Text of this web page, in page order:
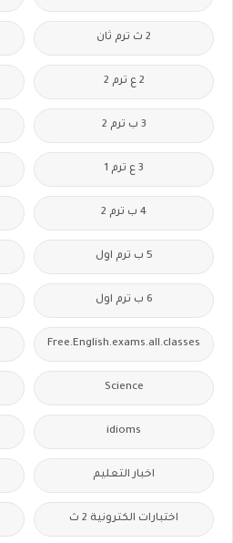
2 ث ترم ثان
2 ع ترم 2
3 ب ترم 2
3 ع ترم 1
4 ب ترم 2
5 ب ترم اول
6 ب ترم اول
Free.English.exams.all.classes
Science
idioms
اخبار التعليم
اختبارات الكترونية 2 ث